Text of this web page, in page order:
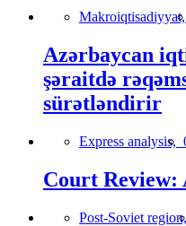
Makroiqtisadiyyat,
Azərbaycan
şəraitdə
sürətləndirir
Express analysis,
Court Review:
Post-Soviet region,